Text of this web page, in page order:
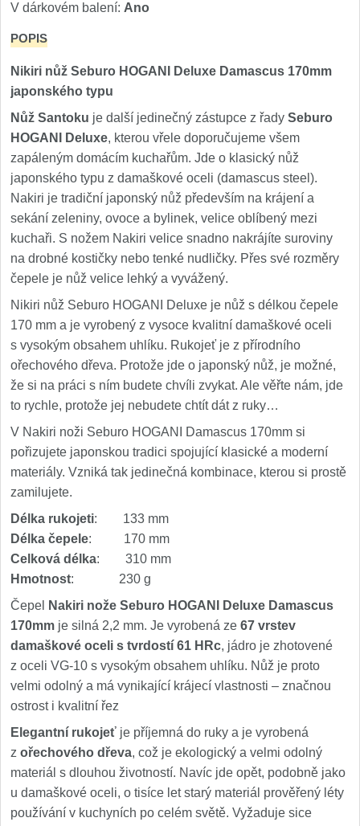
V dárkovém balení: Ano
POPIS
Nikiri nůž Seburo HOGANI Deluxe Damascus 170mm
japonského typu
Nůž Santoku je další jedinečný zástupce z řady Seburo
HOGANI Deluxe, kterou vřele doporučujeme všem
zapáleným domácím kuchařům. Jde o klasický nůž
japonského typu z damaškové oceli (damascus steel).
Nakiri je tradiční japonský nůž především na krájení a
sekání zeleniny, ovoce a bylinek, velice oblíbený mezi
kuchaři. S nožem Nakiri velice snadno nakrájíte suroviny
na drobné kostičky nebo tenké nudličky. Přes své rozměry
čepele je nůž velice lehký a vyvážený.
Nikiri nůž Seburo HOGANI Deluxe je nůž s délkou čepele
170 mm a je vyrobený z vysoce kvalitní damaškové oceli
s vysokým obsahem uhlíku. Rukojeť je z přírodního
ořechového dřeva. Protože jde o japonský nůž, je možné,
že si na práci s ním budete chvíli zvykat. Ale věřte nám, jde
to rychle, protože jej nebudete chtít dát z ruky…
V Nakiri noži Seburo HOGANI Damascus 170mm si
pořizujete japonskou tradici spojující klasické a moderní
materiály. Vzniká tak jedinečná kombinace, kterou si prostě
zamilujete.
Délka rukojeti: 133 mm
Délka čepele: 170 mm
Celková délka: 310 mm
Hmotnost: 230 g
Čepel
Nakiri nože Seburo HOGANI Deluxe Damascus
170mm je silná 2,2 mm. Je vyrobená ze 67 vrstev
damaškové oceli s tvrdostí 61 HRc, jádro je zhotovené
z oceli VG-10 s vysokým obsahem uhlíku. Nůž je proto
velmi odolný a má vynikající krájecí vlastnosti – značnou
ostrost i kvalitní řez
Elegantní rukojeť je příjemná do ruky a je vyrobená
z ořechového dřeva, což je ekologický a velmi odolný
materiál s dlouhou životností. Navíc jde opět, podobně jako
u damaškové oceli, o tisíce let starý materiál prověřený léty
používání v kuchyních po celém světě. Vyžaduje sice